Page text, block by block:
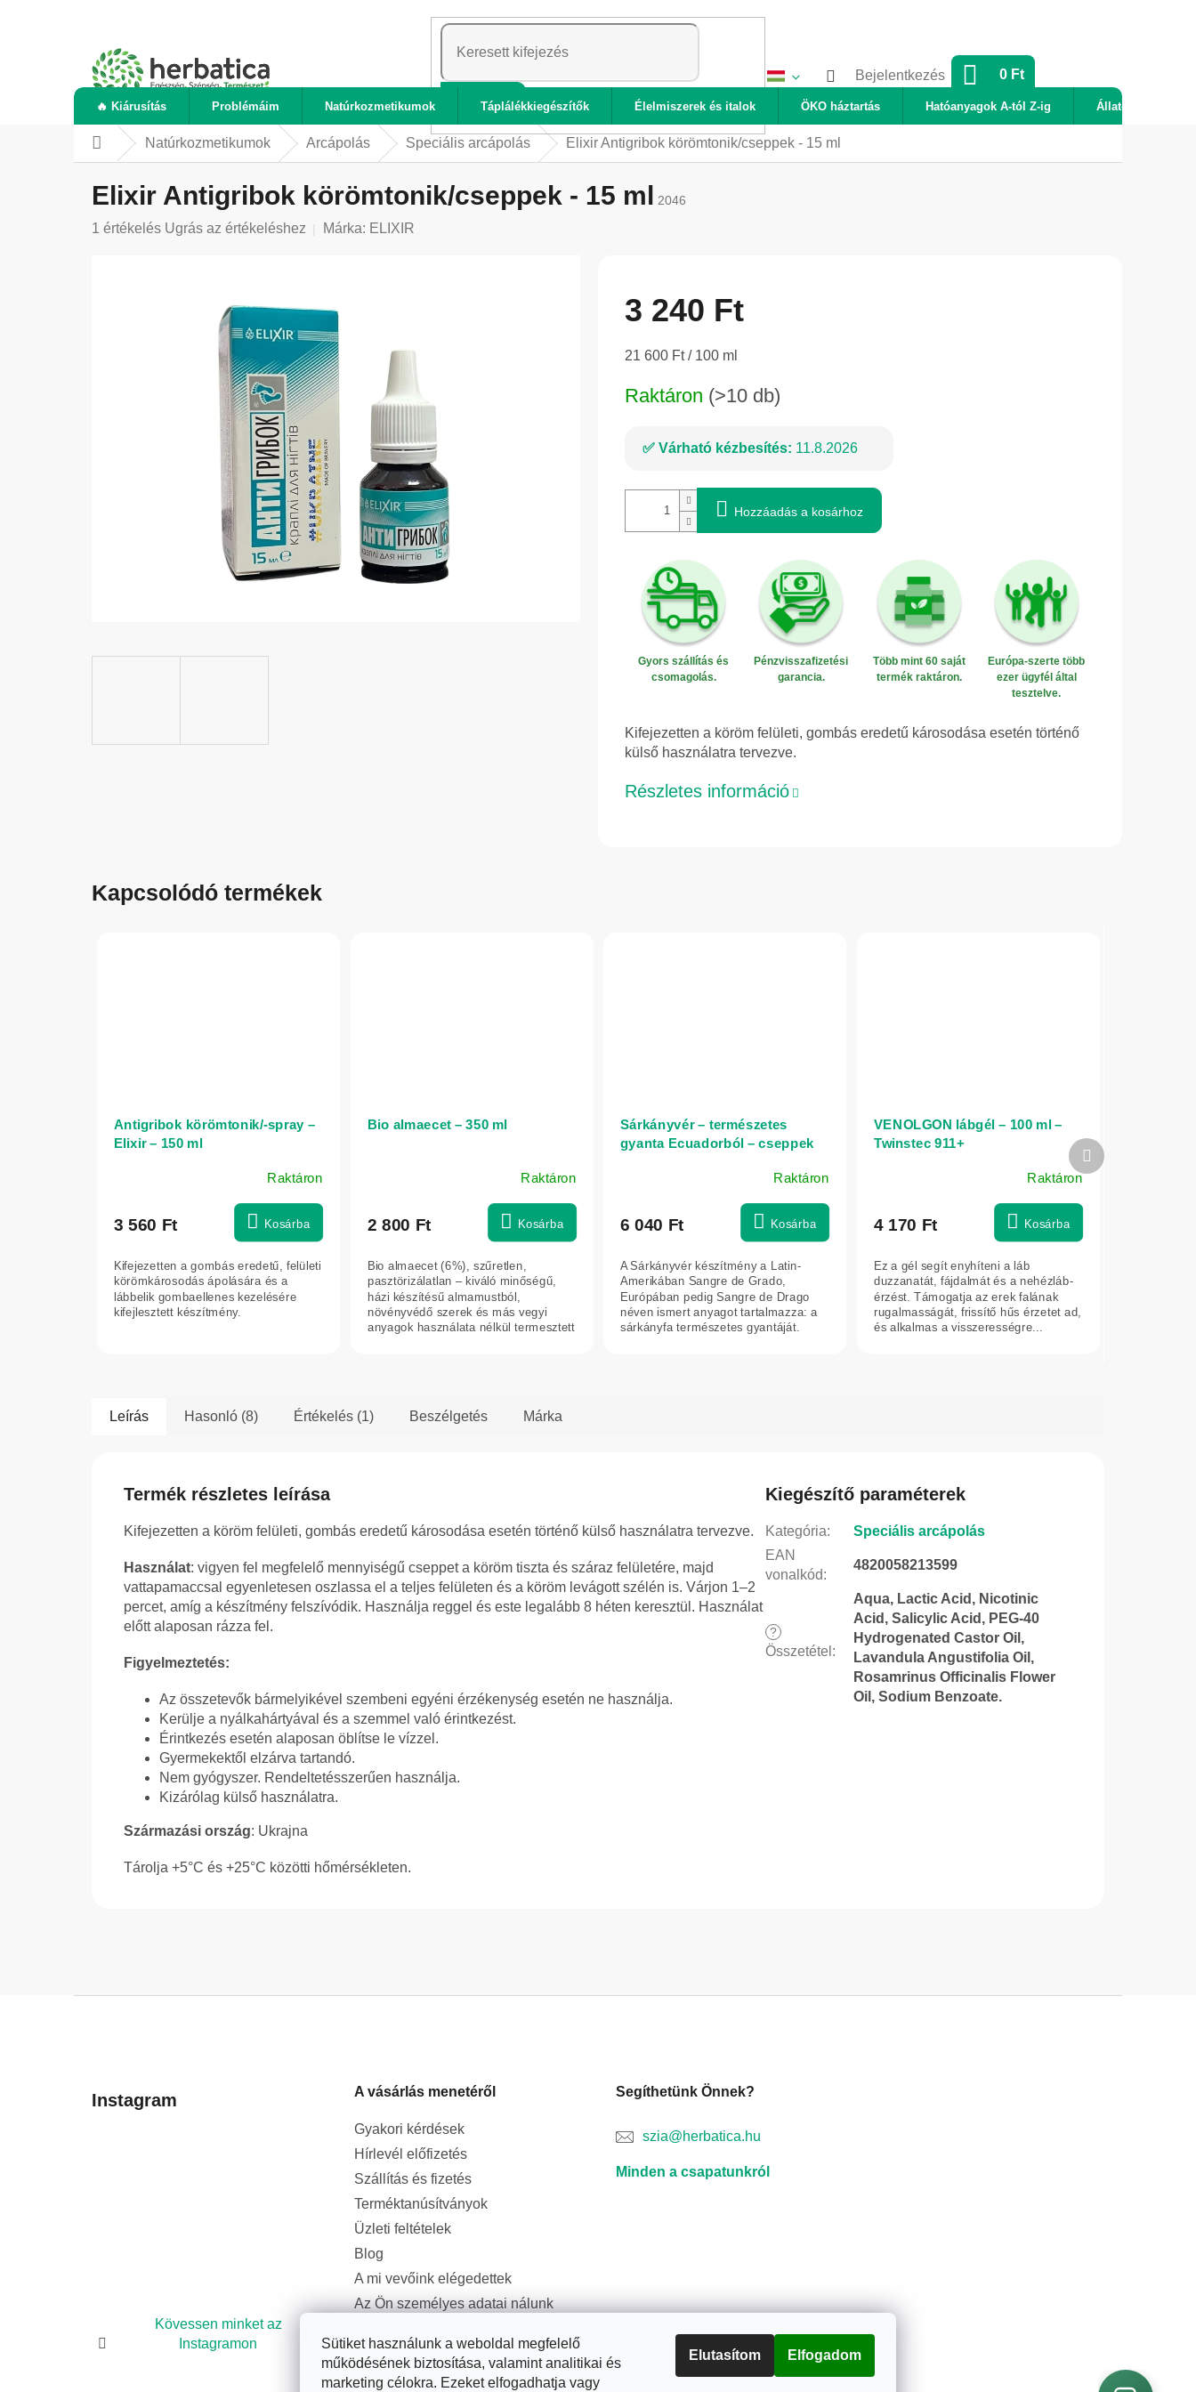
Sütiket használunk a weboldal megfelelő
működésének biztosítása, valamint analitikai és
marketing célokra. Ezeket elfogadhatja vagy
Elutasítom Elfogadom
KERESÉS
Bejelentkezés KOSÁR
0 Ft
🔥 Kiárusítás Problémáim Natúrkozmetikumok Táplálékkiegészítők Élelmiszerek és italok ÖKO háztartás Hatóanyagok A-tól Z-ig Állatok
KezdőlapNatúrkozmetikumok Arcápolás Speciális arcápolás Elixir Antigribok körömtonik/cseppek - 15 ml
Elixir Antigribok körömtonik/cseppek - 15 ml 2046
A
1 értékelés Ugrás az értékeléshez Márka: ELIXIR
3 240 Ft
Egységár:
21 600 Ft / 100 ml
Raktáron (>10 db)
Várható kézbesítés: 11.8.2026
Hozzáadás a kosárhoz
Gyors szállítás és
csomagolás.
Pénzvisszafizetési
garancia.
Több mint 60 saját
termék raktáron.
Európa-szerte több
ezer ügyfél által
tesztelve.
Kifejezetten a köröm felületi, gombás eredetű károsodása esetén történő
külső használatra tervezve.
Részletes információ
Kapcsolódó termékek
Antigribok körömtonik/-spray –
Elixir – 150 ml
Raktáron
3 560 Ft Kosárba
Kifejezetten a gombás eredetű, felületi
körömkárosodás ápolására és a
lábbelik gombaellenes kezelésére
kifejlesztett készítmény.
Bio almaecet – 350 ml
átlagos
5,0
csillag.
Raktáron
2 800 Ft Kosárba
Bio almaecet (6%), szűretlen,
pasztörizálatlan – kiváló minőségű,
házi készítésű almamustból,
növényvédő szerek és más vegyi
anyagok használata nélkül termesztett
Sárkányvér – természetes
gyanta Ecuadorból – cseppek
átlagos
ből
5,0
csillag.
Raktáron
6 040 Ft Kosárba
A Sárkányvér készítmény a Latin-
Amerikában Sangre de Grado,
Európában pedig Sangre de Drago
néven ismert anyagot tartalmazza: a
sárkányfa természetes gyantáját.
VENOLGON lábgél – 100 ml –
Twinstec 911+
átlagos
ből
5,0
csillag.
Raktáron
4 170 Ft Kosárba
Ez a gél segít enyhíteni a láb
duzzanatát, fájdalmát és a nehézláb-
érzést. Támogatja az erek falának
rugalmasságát, frissítő hűs érzetet ad,
és alkalmas a visszerességre...
Következő
termék
Leírás Hasonló (8) Értékelés (1) Beszélgetés Márka
Termék részletes leírása
Kifejezetten a köröm felületi, gombás eredetű károsodása esetén történő külső használatra tervezve.
Használat: vigyen fel megfelelő mennyiségű cseppet a köröm tiszta és száraz felületére, majd
vattapamaccsal egyenletesen oszlassa el a teljes felületen és a köröm levágott szélén is. Várjon 1–2
percet, amíg a készítmény felszívódik. Használja reggel és este legalább 8 héten keresztül. Használat
előtt alaposan rázza fel.
Figyelmeztetés:
Az összetevők bármelyikével szembeni egyéni érzékenység esetén ne használja.
Kerülje a nyálkahártyával és a szemmel való érintkezést.
Érintkezés esetén alaposan öblítse le vízzel.
Gyermekektől elzárva tartandó.
Nem gyógyszer. Rendeltetésszerűen használja.
Kizárólag külső használatra.
Származási ország: Ukrajna
Tárolja +5°C és +25°C közötti hőmérsékleten.
Kiegészítő paraméterek
Kategória:
Speciális arcápolás
EAN
vonalkód:
4820058213599
?
Összetétel :
Aqua, Lactic Acid, Nicotinic
Acid, Salicylic Acid, PEG-40
Hydrogenated Castor Oil,
Lavandula Angustifolia Oil,
Rosamrinus Officinalis Flower
Oil, Sodium Benzoate.
Instagram
Kövessen minket az
Instagramon
A vásárlás menetéről
Gyakori kérdések
Hírlevél előfizetés
Szállítás és fizetés
Terméktanúsítványok
Üzleti feltételek
Blog
A mi vevőink elégedettek
Az Ön személyes adatai nálunk
Segíthetünk Önnek?
szia@herbatica.hu
Minden a csapatunkról